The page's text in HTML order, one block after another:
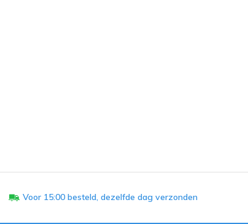
Voor 15:00 besteld, dezelfde dag verzonden